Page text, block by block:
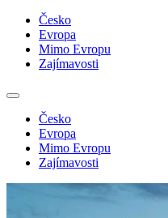
Česko
Evropa
Mimo Evropu
Zajímavosti
Česko
Evropa
Mimo Evropu
Zajímavosti